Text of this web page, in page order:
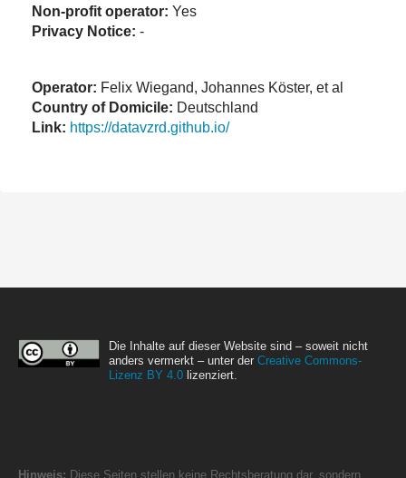
Non-profit operator: Yes
Privacy Notice: -
Operator: Felix Wiegand, Johannes Köster, et al
Country of Domicile: Deutschland
Link: https://datavzrd.github.io/
Die Inhalte auf dieser Website sind – soweit nicht
anders vermerkt – unter der Creative Commons-
Lizenz BY 4.0 lizenziert.
Hinweis: Diese Seiten stellen keine Rechtsberatung dar, sondern